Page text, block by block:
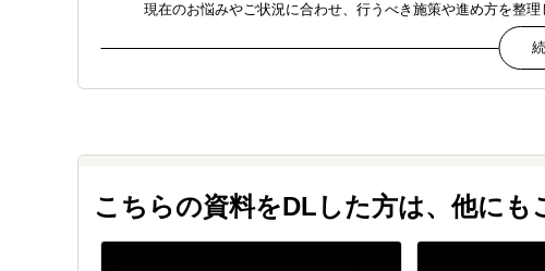
現在のお悩みやご状況に合わせ、行うべき施策や進め方を整理
ワークショップや社内ブレストの実施など、新商品のアイデ
Ｑ.クラウドファンディング以外もサポートできま
こちらの資料をDLした方は、他に